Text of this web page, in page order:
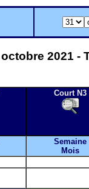
2021 -
Court N3
Semaine
Mois